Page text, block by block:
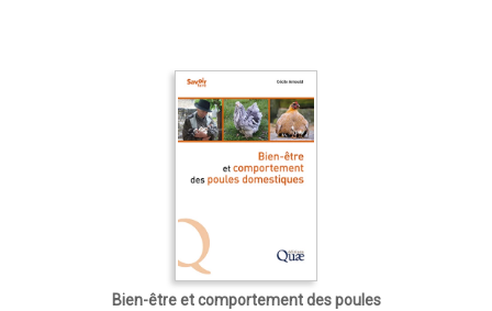
Bien-être et comportement des poules